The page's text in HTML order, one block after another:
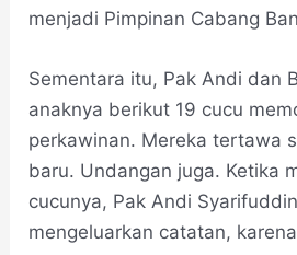
menjadi Pimpinan Cabang
Sementara itu, Pak Andi dan
anaknya berikut 19 cucu
perkawinan. Mereka tertawa
baru. Undangan juga. Ketika
cucunya, Pak Andi
mengeluarkan catatan,